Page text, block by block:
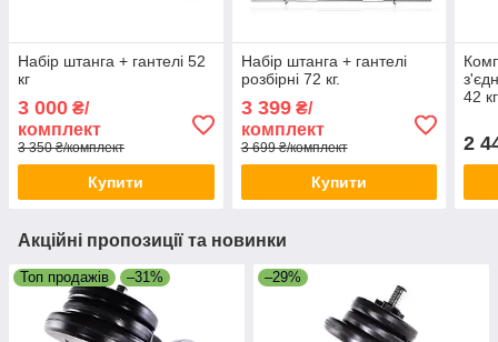
Набір штанга + гантелі 52
кг
3 000 ₴/
комплект
3 350 ₴/комплект
Купити
Набір штанга + гантелі
розбірні 72 кг.
3 399₴/
комплект
3 699 ₴/комплект
Купити
42
2
Акційні пропозиції та новинки
Топ продажів –31% –29%